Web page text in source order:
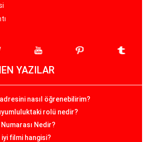
YAZILAR
nasıl öğrenebilirim?
rolü nedir?
Nedir?
filmi hangisi?